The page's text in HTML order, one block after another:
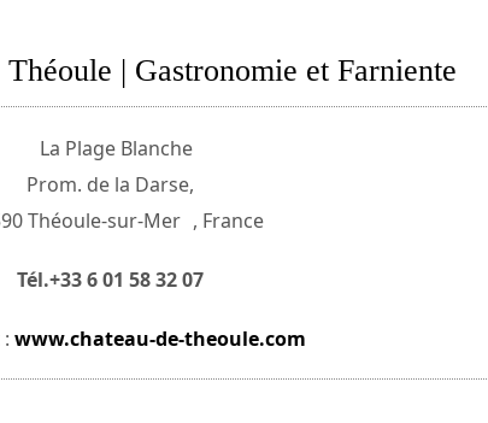
| Gastronomie et Farniente
La Plage Blanche
Prom. de la Darse,
Théoule-sur-Mer , France
Tél.+33 6 01 58 32 07
www.chateau-de-theoule.com